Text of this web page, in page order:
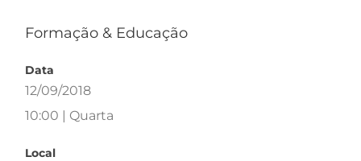
Formação & Educação
Data
12/09/2018
10:00 | Quarta
Local